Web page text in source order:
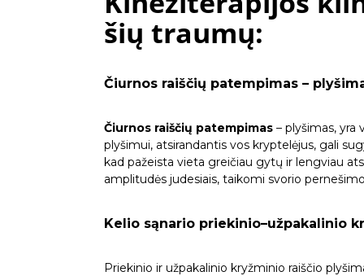
šių traumų:
Čiurnos raiščių patempimas –
Čiurnos raiščių patempimas – plyšimas, yra
plyšimui, atsirandantis vos kryptelėjus, gali
kad pažeista vieta greičiau gytų ir lengviau
amplitudės judesiais, taikomi svorio
Kelio sąnario priekinio–užpakalinio
Priekinio ir užpakalinio kryžminio raiščio